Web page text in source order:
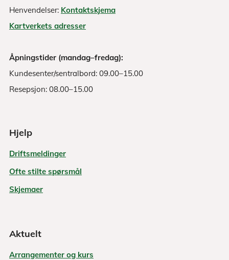
Henvendelser: Kontaktskjema
Kartverkets adresser
Åpningstider (mandag–fredag):
Kundesenter/sentralbord: 09.00–15.00
Resepsjon: 08.00–15.00
Hjelp
Driftsmeldinger
Ofte stilte spørsmål
Skjemaer
Aktuelt
Arrangementer og kurs